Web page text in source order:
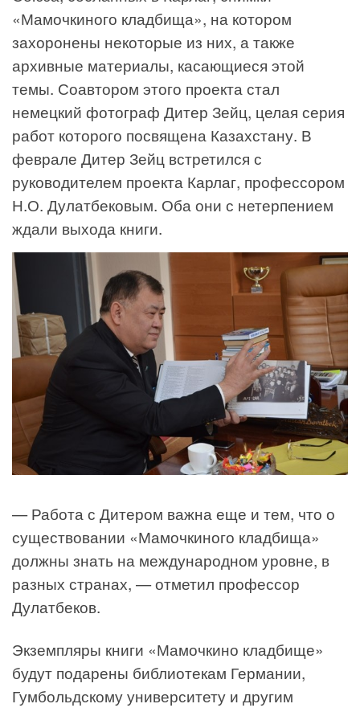
«Мамочкиного кладбища», на котором
захоронены некоторые из них, а также
архивные материалы, касающиеся этой
темы. Соавтором этого проекта стал
немецкий фотограф Дитер Зейц, целая серия
работ которого посвящена Казахстану. В
феврале Дитер Зейц встретился с
руководителем проекта Карлаг, профессором
Н.О. Дулатбековым. Оба они с нетерпением
ждали выхода книги.
— Работа с Дитером важна еще и тем, что о
существовании «Мамочкиного кладбища»
должны знать на международном уровне, в
разных странах, — отметил профессор
Дулатбеков.
Экземпляры книги «Мамочкино кладбище»
будут подарены библиотекам Германии,
Гумбольдскому университету и другим